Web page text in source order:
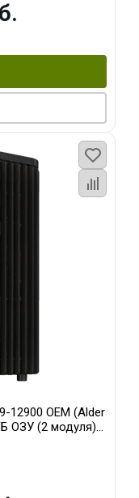
12900 OEM (Alder
ОЗУ (2 модуля)/
256bit 3xDP